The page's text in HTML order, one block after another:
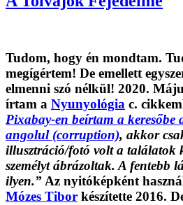
Biológus?”
Tudom, hogy én mondtam.
megígértem! De emellett
elmenni szó nélkül! 2020.
írtam a Nyunyológia c.
Pixabay-en beírtam a keresőbe
angolul (corruption), akkor
illusztráció/fotó volt a találatok
személyt ábrázoltak. A fentebb
ilyen.” Az nyitóképként
Mózes Tibor készítette 2016.